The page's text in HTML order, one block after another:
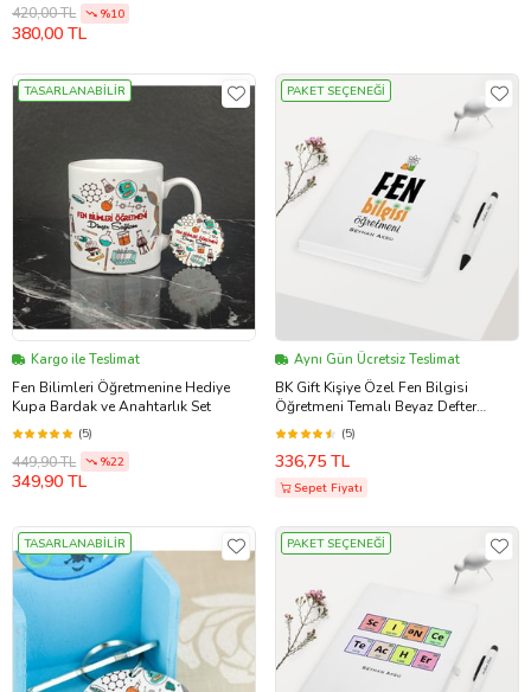
420,00 TL %10
380,00 TL
TASARLANABİLİR
Kargo ile Teslimat
Fen Bilimleri Öğretmenine Hediye
Kupa Bardak ve Anahtarlık Set
(5)
449,90 TL %22
349,90 TL
PAKET SEÇENEĞİ
Aynı Gün Ücretsiz Teslimat
BK Gift Kişiye Özel Fen Bilgisi
Öğretmeni Temalı Beyaz Defter
Kalem Hediye Seti - 1
(5)
336,75 TL
Sepet Fiyatı
TASARLANABİLİR PAKET SEÇENEĞİ